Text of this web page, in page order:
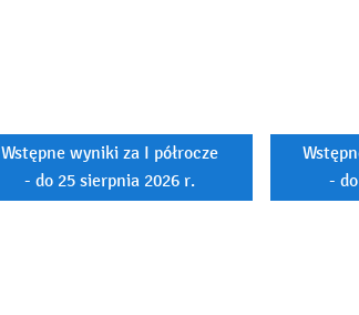
Wstępne wyniki za I półrocze
- do 25 sierpnia 2026 r.
-